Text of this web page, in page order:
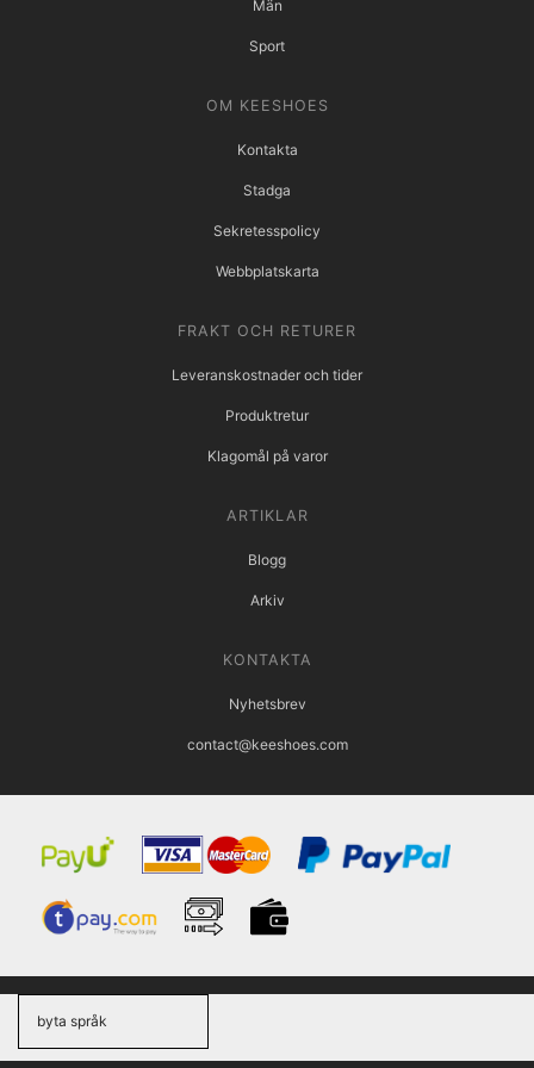
Män
Sport
OM KEESHOES
Kontakta
Stadga
Sekretesspolicy
Webbplatskarta
FRAKT OCH RETURER
Leveranskostnader och tider
Produktretur
Klagomål på varor
ARTIKLAR
Blogg
Arkiv
KONTAKTA
Nyhetsbrev
contact@keeshoes.com
byta språk